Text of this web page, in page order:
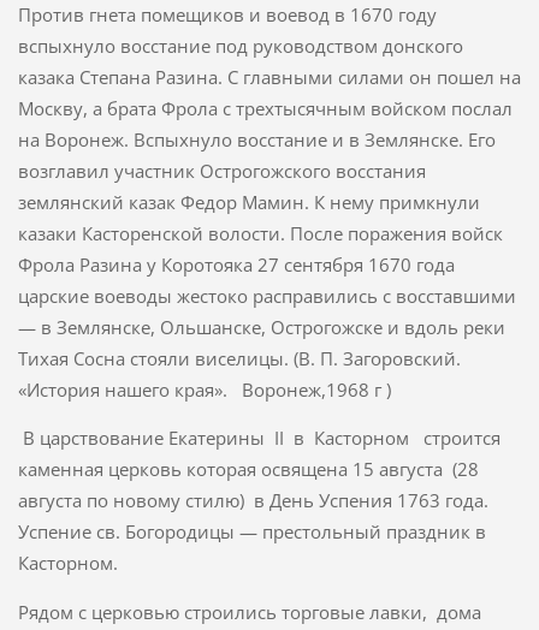
Против гнета помещиков и воевод в 1670 году
вспыхнуло восстание под руководством донского
казака Степана Разина. С главными сила­ми он пошел на
Москву, а брата Фрола с трехтысячным войском пос­лал
на Воронеж. Вспыхнуло восстание и в Землянске. Его
возглавил участник Острогожского восстания
землянский казак Федор Мамин. К нему примкнули
казаки Касторенской волости. После поражения войск
Фрола Разина у Коротояка 27 сентября 1670 года
царские воеводы жестоко расправились с восставшими
— в Землянске, Ольшанске, Острогожске и вдоль реки
Тихая Сосна стояли виселицы. (В. П. Загоровский.
«История нашего края». Воронеж,1968 г )
В царствование Екатерины II в Касторном строится
каменная церковь которая освящена 15 августа (28
августа по новому стилю) в День Успения 1763 года.
Успение св. Богородицы — престольный праздник в
Касторном.
Рядом с церковью строились торговые лавки, дома